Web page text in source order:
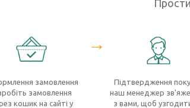
замовлення
замовлення
кошик на сайті у
→
Підтвердження
наш менеджер
з вами, щоб узгодити